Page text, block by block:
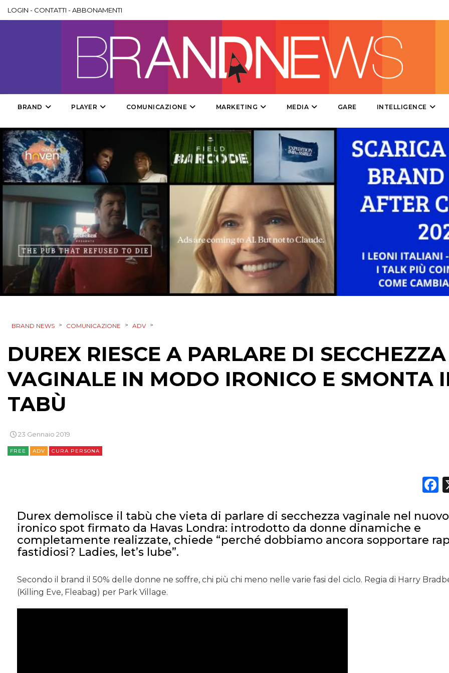
DESIGN
PUNTI VENDITA
CSR
STRATEGIE
CINEMA
RICERCHE
PREVISIONI/SCENARI
LOGIN - CONTATTI -ABBONAMENTI
BRAND PLAYER COMUNICAZIONE MARKETING MEDIA GARE INTELLIGENCE
BRAND NEWS > COMUNICAZIONE > ADV >
DUREX RIESCE A PARLARE DI SECCHEZZA
VAGINALE IN MODO IRONICO E SMONTA
TABÙ
23 Gennaio 2019
FREE ADV CURA PERSONA
Durex demolisce il tabù che vieta di parlare di secchezza vaginale nel nuovo
ironico spot firmato da Havas Londra: introdotto da donne dinamiche e
completamente realizzate, chiede “perché dobbiamo ancora sopportare
fastidiosi? Ladies, let’s lube”.
Secondo il brand il 50% delle donne ne soffre, chi più chi meno nelle varie fasi del ciclo. Regia di Harry
(Killing Eve, Fleabag) per Park Village.